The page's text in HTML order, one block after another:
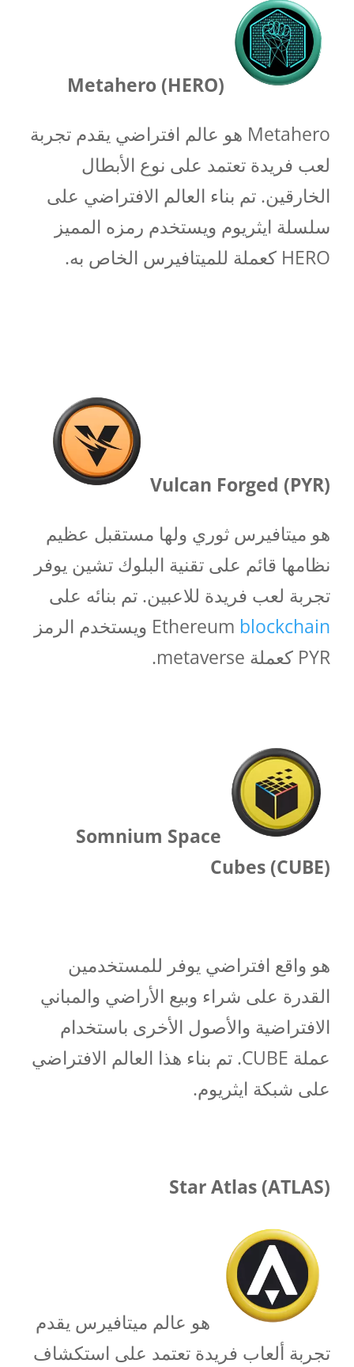
Metahero (HERO)
Metahero هو عالم افتراضي يقدم تجربة
لعب فريدة تعتمد على نوع الأبطال
الخارقين. تم بناء العالم الافتراضي على
سلسلة ايثريوم ويستخدم رمزه المميز
HERO كعملة للميتافيرس الخاص به.
Vulcan Forged (PYR)
هو ميتافيرس ثوري ولها مستقبل عظيم
نظامها قائم على تقنية البلوك تشين يوفر
تجربة لعب فريدة للاعبين. تم بنائه على
Ethereum blockchain
ويستخدم الرمز
PYR كعملة metaverse.
Somnium Space
Cubes (CUBE)
هو واقع افتراضي يوفر للمستخدمين
القدرة على شراء وبيع الأراضي والمباني
الافتراضية والأصول الأخرى باستخدام
عملة CUBE. تم بناء هذا العالم الافتراضي
على شبكة ايثريوم.
Star Atlas (ATLAS)
هو عالم ميتافيرس يقدم
تجربة ألعاب فريدة تعتمد على استكشاف